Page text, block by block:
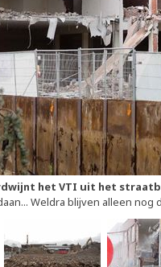
het VTI uit het
Weldra blijven alleen nog